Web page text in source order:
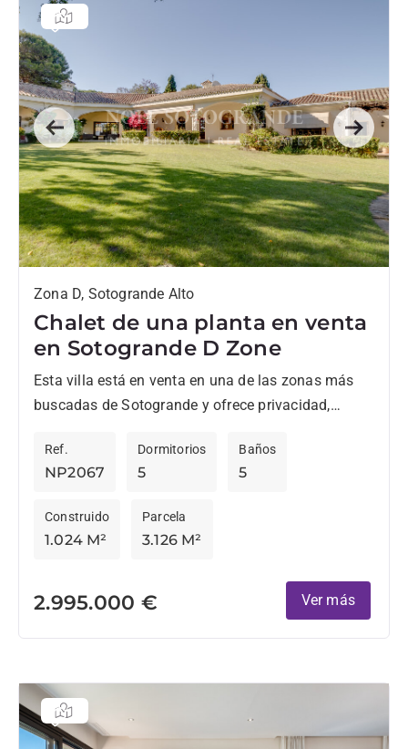
Previous Next
Zona D, Sotogrande Alto
Chalet de una planta en venta
en Sotogrande D Zone
Esta villa está en venta en una de las zonas más
buscadas de Sotogrande y ofrece privacidad,
comodidades...
NP2067
Ref.
5
Dormitorios
5
Baños
1.024 M²
Construido
3.126 M²
Parcela
2.995.000 € Ver más